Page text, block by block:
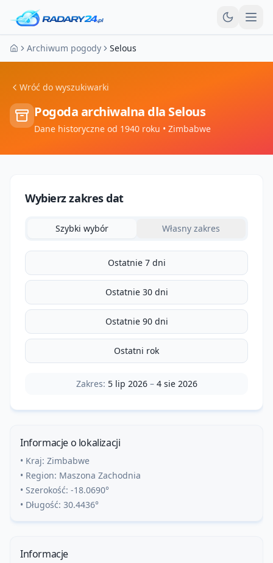
Strona główna
Archiwum pogody Selous
Wróć do wyszukiwarki
Pogoda archiwalna dla Selous
Dane historyczne od 1940 roku • Zimbabwe
Wybierz zakres dat
Szybki wybór Własny zakres
Ostatnie 7 dni
Ostatnie 30 dni
Ostatnie 90 dni
Ostatni rok
Zakres: 5 lip 2026– 4 sie 2026
Informacje o lokalizacji
• Kraj: Zimbabwe
• Region: Maszona Zachodnia
• Szerokość: -18.0690°
• Długość: 30.4436°
Informacje